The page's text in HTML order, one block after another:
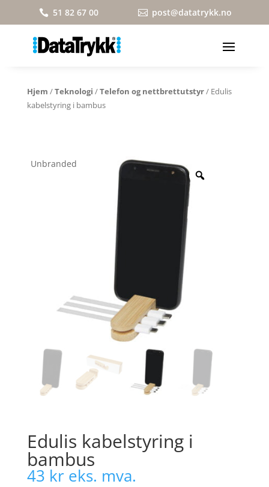
 51 82 67 00  post@datatrykk.no
Hjem /Teknologi /Telefon og nettbrettutstyr/ Edulis
kabelstyring i bambus
Unbranded
Edulis kabelstyring i
bambus
43 kr eks. mva.